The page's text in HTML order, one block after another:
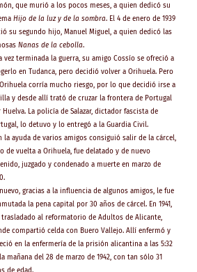
que murió a los pocos meses, a quien dedicó su
Hijo de la luz y de la sombra. El 4 de enero de 1939
su segundo hijo, Manuel Miguel, a quien dedicó las
Nanas de la cebolla.
vez terminada la guerra, su amigo Cossío se ofreció a
en Tudanca, pero decidió volver a Orihuela. Pero
corría mucho riesgo, por lo que decidió irse a
y desde allí trató de cruzar la frontera de Portugal
Huelva. La policía de Salazar, dictador fascista de
lo detuvo y lo entregó a la Guardia Civil.
la ayuda de varios amigos consiguió salir de la cárcel,
de vuelta a Orihuela, fue delatado y de nuevo
juzgado y condenado a muerte en marzo de
nuevo, gracias a la influencia de algunos amigos, le fue
la pena capital por 30 años de cárcel. En 1941,
trasladado al reformatorio de Adultos de Alicante,
compartió celda con Buero Vallejo. Allí enfermó y
en la enfermería de la prisión alicantina a las 5:32
mañana del 28 de marzo de 1942, con tan sólo 31